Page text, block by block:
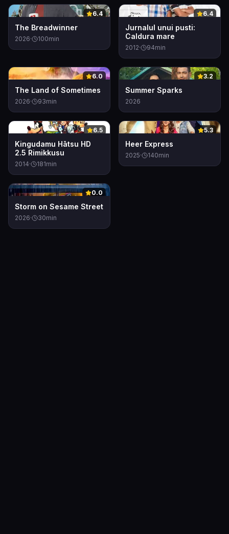
0 6.4
The Breadwinner
2026· 100min
0 6.4
Jurnalul unui pusti:
Caldura mare
2012· 94min
0 6.0
The Land of Sometimes
2026· 93min
0 3.2
Summer Sparks
2026
0 6.5
Kingudamu Hātsu HD
2.5 Rimikkusu
2014· 181min
0 5.3
Heer Express
2025· 140min
0 0.0
Storm on Sesame Street
2026· 30min